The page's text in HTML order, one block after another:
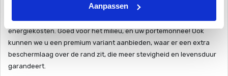
Aanpassen
in eigen tuin met optimaal zwemcomfort en een lekker lang
zwemseizoen. De goede isolatie zorgt verder voor minder
energiekosten. Goed voor het milieu, en uw portemonnee! Ook
kunnen we u een premium variant aanbieden, waar er een extra
beschermlaag over de rand zit, die meer stevigheid en levensduur
garandeert.